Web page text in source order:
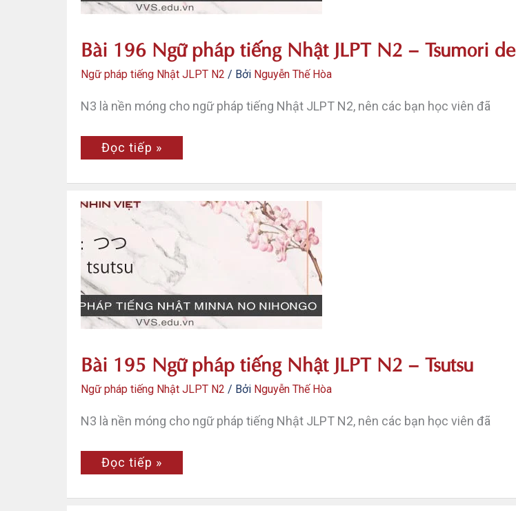
Bài 196 Ngữ pháp tiếng Nhật JLPT N2 – Tsumori de
Ngữ pháp tiếng Nhật JLPT N2 / Bởi Nguyễn Thế Hòa
N3 là nền móng cho ngữ pháp tiếng Nhật JLPT N2, nên các bạn học viên đã
Bài
196
pháp
Nhật
N2
–
Tsumori
de
Đọc tiếp »
Bài 195 Ngữ pháp tiếng Nhật JLPT N2 – Tsutsu
Ngữ pháp tiếng Nhật JLPT N2 / Bởi Nguyễn Thế Hòa
N3 là nền móng cho ngữ pháp tiếng Nhật JLPT N2, nên các bạn học viên đã
Bài
195
pháp
Đọc tiếp »